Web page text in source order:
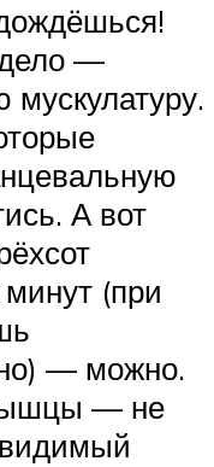
дело —
А вот
(при
— можно.
— не